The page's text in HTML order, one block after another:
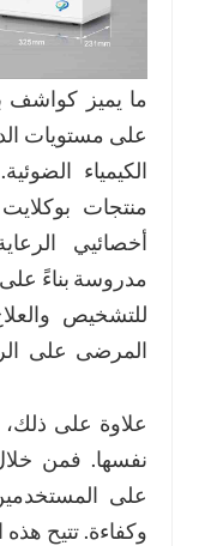
ما يميز كواشف
على مستويات
الكيمياء
منتجات
أخصائيي
مدروسة بناءً
للتشخيص
المرضى على
علاوة على ذلك،
نفسها. فمن
على
وكفاءة. تتيح